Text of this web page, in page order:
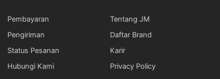
Pembayaran
Pengiriman
Status Pesanan
Hubungi Kami
Tentang JM
Daftar Brand
Karir
Privacy Policy